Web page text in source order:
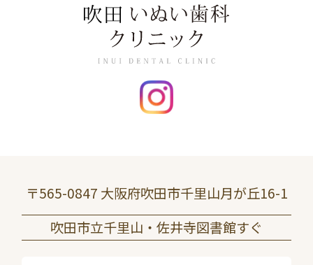
〒565-0847 大阪府吹田市千里山月が丘16-1
吹田市立千里山・佐井寺図書館すぐ